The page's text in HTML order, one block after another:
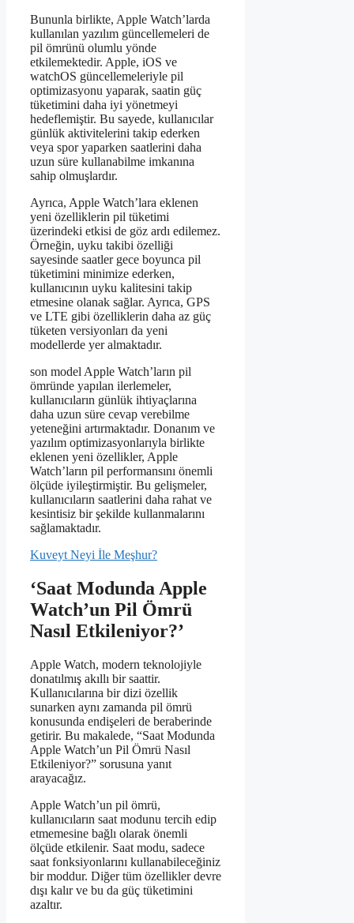
Bununla birlikte, Apple Watch’larda
kullanılan yazılım güncellemeleri de
pil ömrünü olumlu yönde
etkilemektedir. Apple, iOS ve
watchOS güncellemeleriyle pil
optimizasyonu yaparak, saatin güç
tüketimini daha iyi yönetmeyi
hedeflemiştir. Bu sayede, kullanıcılar
günlük aktivitelerini takip ederken
veya spor yaparken saatlerini daha
uzun süre kullanabilme imkanına
sahip olmuşlardır.
Ayrıca, Apple Watch’lara eklenen
yeni özelliklerin pil tüketimi
üzerindeki etkisi de göz ardı edilemez.
Örneğin, uyku takibi özelliği
sayesinde saatler gece boyunca pil
tüketimini minimize ederken,
kullanıcının uyku kalitesini takip
etmesine olanak sağlar. Ayrıca, GPS
ve LTE gibi özelliklerin daha az güç
tüketen versiyonları da yeni
modellerde yer almaktadır.
son model Apple Watch’ların pil
ömründe yapılan ilerlemeler,
kullanıcıların günlük ihtiyaçlarına
daha uzun süre cevap verebilme
yeteneğini artırmaktadır. Donanım ve
yazılım optimizasyonlarıyla birlikte
eklenen yeni özellikler, Apple
Watch’ların pil performansını önemli
ölçüde iyileştirmiştir. Bu gelişmeler,
kullanıcıların saatlerini daha rahat ve
kesintisiz bir şekilde kullanmalarını
sağlamaktadır.
Kuveyt Neyi İle Meşhur?
‘Saat Modunda Apple
Watch’un Pil Ömrü
Nasıl Etkileniyor?’
Apple Watch, modern teknolojiyle
donatılmış akıllı bir saattir.
Kullanıcılarına bir dizi özellik
sunarken aynı zamanda pil ömrü
konusunda endişeleri de beraberinde
getirir. Bu makalede, “Saat Modunda
Apple Watch’un Pil Ömrü Nasıl
Etkileniyor?” sorusuna yanıt
arayacağız.
Apple Watch’un pil ömrü,
kullanıcıların saat modunu tercih edip
etmemesine bağlı olarak önemli
ölçüde etkilenir. Saat modu, sadece
saat fonksiyonlarını kullanabileceğiniz
bir moddur. Diğer tüm özellikler devre
dışı kalır ve bu da güç tüketimini
azaltır.